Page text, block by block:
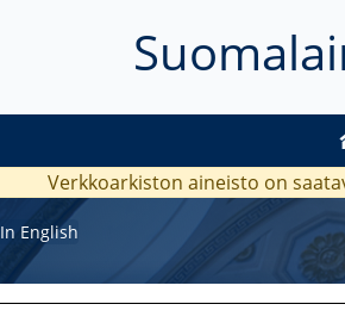
Verkkoarkiston aineisto on
In English